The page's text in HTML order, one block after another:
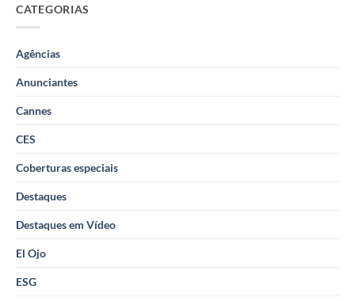
CATEGORIAS
Agências
Anunciantes
Cannes
CES
Coberturas especiais
Destaques
Destaques em Vídeo
El Ojo
ESG